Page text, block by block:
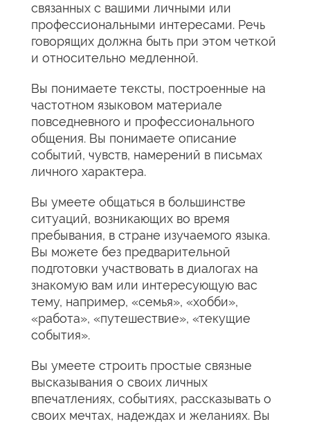
связанных с вашими личными или
профессиональными интересами. Речь
говорящих должна быть при этом четкой
и относительно медленной.
Вы понимаете тексты, построенные на
частотном языковом материале
повседневноrо и профессионального
общения. Вы понимаете описание
событий, чувств, намерений в письмах
личноrо характера.
Вы умеете общаться в большинстве
ситуаций, возникающих во время
пребывания, в стране изучаемого языка.
Вы можете без предварительной
подготовки участвовать в диалогах на
знакомую вам или интересующую вас
тему, например, «семья», «хобби»,
«работа», «путешествие», «текущие
события».
Вы умеете строить простые связные
высказывания о своих личных
впечатлениях, событиях, рассказывать о
своих мечтах, надеждах и желаниях. Вы